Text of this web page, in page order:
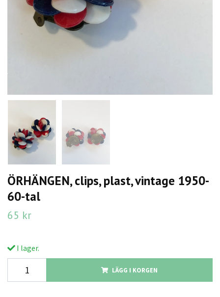
ÖRHÄNGEN, clips, plast, vintage 1950-
60-tal
65 kr
I lager.
LÄGG I KORGEN